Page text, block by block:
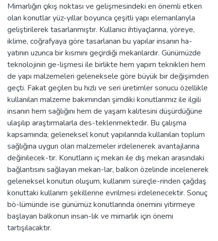
Mimarlığın çıkış noktası ve gelişmesindeki en önemli etken
olan konutlar yüz-yıllar boyunca çeşitli yapı elemanlarıyla
geliştirilerek tasarlanmıştır. Kullanıcı ihtiyaçlarına, yöreye,
iklime, coğrafyaya göre tasarlanan bu yapılar insanın ha-
yatının uzunca bir kısmını geçirdiği mekanlardır. Günümüzde
teknolojinin ge-lişmesi ile birlikte hem yapım teknikleri hem
de yapı malzemeleri geleneksele göre büyük bir değişimden
geçti. Fakat geçilen bu hızlı ve seri üretimler sonucu özellikle
kullanılan malzeme bakımından şimdiki konutlarımız ile ilgili
insanın hem sağlığını hem de yaşam kalitesini düşürdüğüne
ulaşılıp araştırmalarla des-teklenmektedir. Bu çalışma
kapsamında; geleneksel konut yapılarında kullanılan toplum
sağlığına uygun olan malzemeler irdelenerek avantajlarına
değinilecek-tir. Konutların iç mekan ile dış mekan arasındaki
bağlantısını sağlayan mekan-lar, balkon özelinde incelenerek
geleneksel konutun oluşum, kullanım süreçle-rinden çağdaş
konuttaki kullanım şekillerine evrilmesi irdelenecektir. Sonuç
bö-lümünde ise günümüz konutlarında önemini yitirmeye
başlayan balkonun insan-lık ve mimarlık için önemi
tartışılacaktır.